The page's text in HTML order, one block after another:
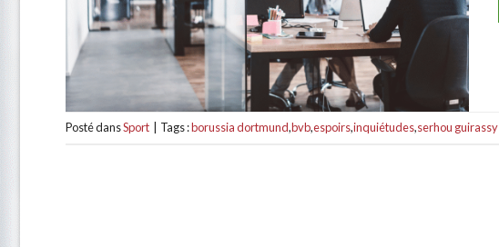
Posté dansSport Tags :borussia dortmund,bvb,espoirs,inquiétudes,serhou guirassy